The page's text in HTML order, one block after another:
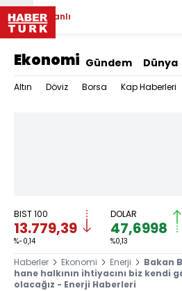
Canlı
Ekonomi Gündem Dünya
Altın Döviz Borsa Kap Haberleri
BIST 100
13.779,39
%-0,14
DOLAR
47,6998
%0,13
Haberler Ekonomi Enerji
Bakan
hane halkının ihtiyacını biz kendi
olacağız - Enerji Haberleri